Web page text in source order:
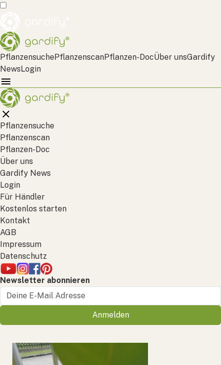
PflanzensuchePflanzenscanPflanzen-DocÜber unsGardify
NewsLogin
Pflanzensuche
Pflanzenscan
Pflanzen-Doc
Über uns
Gardify News
Login
Für Händler
Kostenlos starten
Kontakt
AGB
Impressum
Datenschutz
Newsletter abonnieren
Anmelden